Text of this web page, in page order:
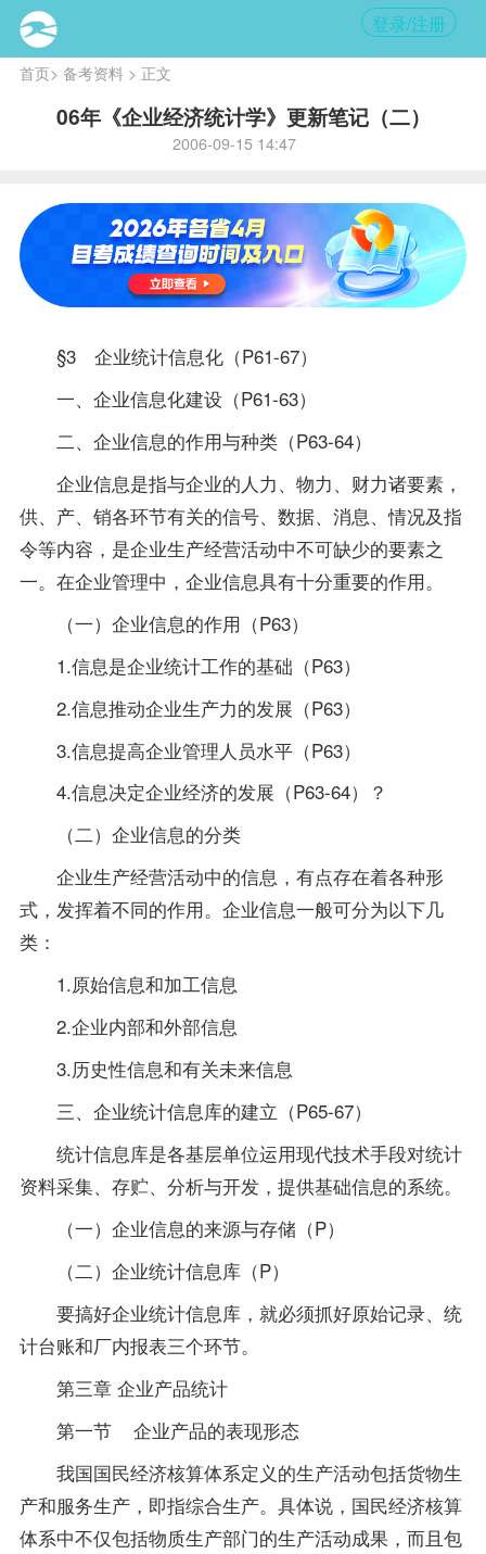
登录/注册
首页> 备考资料> 正文
06年《企业经济统计学》更新笔记（二）
2006-09-15 14:47
§3 企业统计信息化（P61-67）
一、企业信息化建设（P61-63）
二、企业信息的作用与种类（P63-64）
企业信息是指与企业的人力、物力、财力诸要素，
供、产、销各环节有关的信号、数据、消息、情况及指
令等内容，是企业生产经营活动中不可缺少的要素之
一。在企业管理中，企业信息具有十分重要的作用。
（一）企业信息的作用（P63）
1.信息是企业统计工作的基础（P63）
2.信息推动企业生产力的发展（P63）
3.信息提高企业管理人员水平（P63）
4.信息决定企业经济的发展（P63-64）？
（二）企业信息的分类
企业生产经营活动中的信息，有点存在着各种形
式，发挥着不同的作用。企业信息一般可分为以下几
类：
1.原始信息和加工信息
2.企业内部和外部信息
3.历史性信息和有关未来信息
三、企业统计信息库的建立（P65-67）
统计信息库是各基层单位运用现代技术手段对统计
资料采集、存贮、分析与开发，提供基础信息的系统。
（一）企业信息的来源与存储（P）
（二）企业统计信息库（P）
要搞好企业统计信息库，就必须抓好原始记录、统
计台账和厂内报表三个环节。
第三章 企业产品统计
第一节 企业产品的表现形态
我国国民经济核算体系定义的生产活动包括货物生
产和服务生产，即指综合生产。具体说，国民经济核算
体系中不仅包括物质生产部门的生产活动成果，而且包